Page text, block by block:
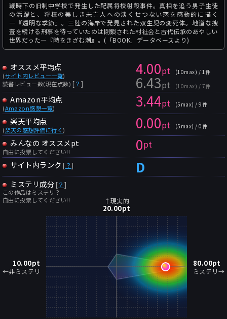
戦時下の旧制中学校で発生した配属将校射殺事件。真相を追う男子生徒
の活躍と、将校の美しき未亡人への淡くせつない恋を感動的に描く
―『透明な季節』。三陸の海岸で発見された双生児の変死体。地道な捜
査を続ける刑事を待っていたのは閉鎖された村社会と古代伝承のあやしい
世界だった―『時をきざむ潮』。(「BOOK」データベースより)
オススメ平均点
(サイト内レビュー一覧)
読書レビュー数(現在点数) [？ ]
4.00pt (10max) / 1件
6.43pt (10max) / 7件
Amazon平均点
(Amazon感想一覧) 3.44pt (5max) / 9件
楽天平均点
(楽天の感想評価に行く) 0.00pt (5max) / 0件
みんなの オススメpt
自由に投票してください!! 0pt
サイト内ランク [ ？] D
ミステリ成分 [？ ]
この作品はミステリ？
自由に投票してください!!
↑現実的
20.00pt
10.00pt
←非ミステリ
80.00pt
ミステリ→